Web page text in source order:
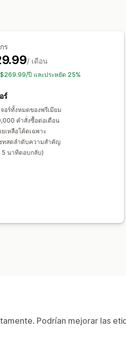
รขายเพิ่ม
ายกัน
ส่วนลด
เดียว การขายเพิ่มหลังการซื้อ
ส่ง
การห่อของขวัญ
ซื้อเป็นชุดบ่อยๆ
การแนะนำด้วย AI
การประมวล
อัตราการคลิกผ่าน
ร
/ เดือน
ปี และประหยัด 25%
ร์
อร์ทั้งหมดของพรีเมียม
คำสั่งซื้อต่อเดือน
เหลือโค้ดเฉพาะ
ทสดลำดับความสำคัญ
5 นาทีตอบกลับ)
Podrían mejorar las